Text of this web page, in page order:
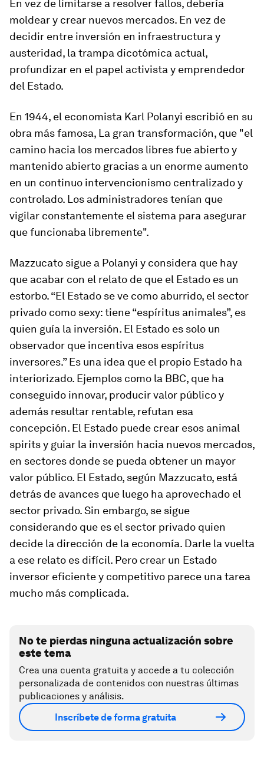
En vez de limitarse a resolver fallos, debería
moldear y crear nuevos mercados. En vez de
decidir entre inversión en infraestructura y
austeridad, la trampa dicotómica actual,
profundizar en el papel activista y emprendedor
del Estado.
En 1944, el economista Karl Polanyi escribió en su
obra más famosa, La gran transformación, que "el
camino hacia los mercados libres fue abierto y
mantenido abierto gracias a un enorme aumento
en un continuo intervencionismo centralizado y
controlado. Los administradores tenían que
vigilar constantemente el sistema para asegurar
que funcionaba libremente".
Mazzucato sigue a Polanyi y considera que hay
que acabar con el relato de que el Estado es un
estorbo. “El Estado se ve como aburrido, el sector
privado como sexy: tiene “espíritus animales”, es
quien guía la inversión. El Estado es solo un
observador que incentiva esos espíritus
inversores.” Es una idea que el propio Estado ha
interiorizado. Ejemplos como la BBC, que ha
conseguido innovar, producir valor público y
además resultar rentable, refutan esa
concepción. El Estado puede crear esos animal
spiritsy guiar la inversión hacia nuevos mercados,
en sectores donde se pueda obtener un mayor
valor público. El Estado, según Mazzucato, está
detrás de avances que luego ha aprovechado el
sector privado. Sin embargo, se sigue
considerando que es el sector privado quien
decide la dirección de la economía. Darle la vuelta
a ese relato es difícil. Pero crear un Estado
inversor eficiente y competitivo parece una tarea
mucho más complicada.
No te pierdas ninguna actualización sobre
este tema
Crea una cuenta gratuita y accede a tu colección
personalizada de contenidos con nuestras últimas
publicaciones y análisis.
Inscríbete de forma gratuita